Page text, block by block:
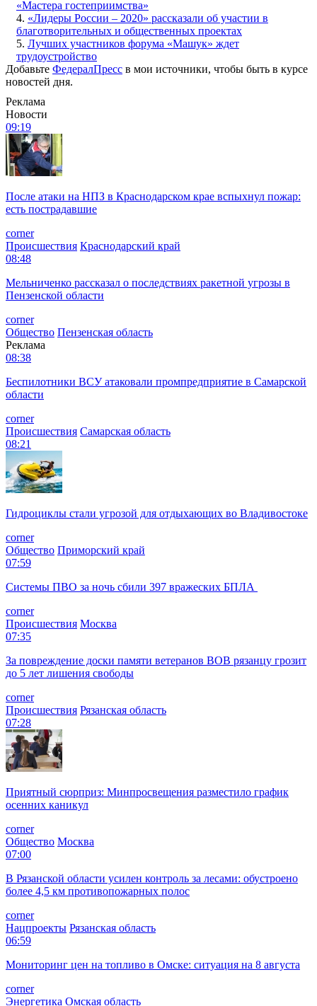
«Мастера гостеприимства»
4. «Лидеры России – 2020» рассказали об участии в
благотворительных и общественных проектах
5. Лучших участников форума «Машук» ждет
трудоустройство
Добавьте ФедералПресс в мои источники, чтобы быть в курсе
новостей дня.
Реклама
Новости
09:19
После атаки на НПЗ в Краснодарском крае вспыхнул пожар:
есть пострадавшие
corner
Происшествия Краснодарский край
08:48
Мельниченко рассказал о последствиях ракетной угрозы в
Пензенской области
corner
Общество Пензенская область
Реклама
08:38
Беспилотники ВСУ атаковали промпредприятие в Самарской
области
corner
Происшествия Самарская область
08:21
Гидроциклы стали угрозой для отдыхающих во Владивостоке
corner
Общество Приморский край
07:59
Системы ПВО за ночь сбили 397 вражеских БПЛА
corner
Происшествия Москва
07:35
За повреждение доски памяти ветеранов ВОВ рязанцу грозит
до 5 лет лишения свободы
corner
Происшествия Рязанская область
07:28
Приятный сюрприз: Минпросвещения разместило график
осенних каникул
corner
Общество Москва
07:00
В Рязанской области усилен контроль за лесами: обустроено
более 4,5 км противопожарных полос
corner
Нацпроекты Рязанская область
06:59
Мониторинг цен на топливо в Омске: ситуация на 8 августа
corner
Энергетика Омская область